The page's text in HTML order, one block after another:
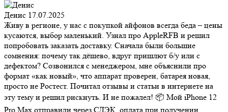
Денис 17.07.2025
Живу в регионе, у нас с покупкой айфонов всегда беда – цены
кусаются, выбор маленький. Узнал про AppleRFB и решил
попробовать заказать доставку. Сначала были большие
сомнения: почему так дёшево, вдруг пришлют б/у или с
дефектом? Созвонился с менеджером, мне объяснили про
формат «как новый», что аппарат проверен, батарея новая,
просто не Ростест. Почитал отзывы и статьи в интернете на
эту тему и решил рискнуть. И не пожалел! 📦 Мой iPhone 12
Pro Max отправили через СДЭК, оплата при получении.